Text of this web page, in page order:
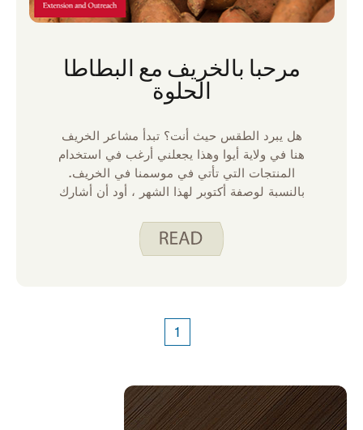
مرحبا بالخريف مع البطاطا
الحلوة
هل يبرد الطقس حيث أنت؟ تبدأ مشاعر الخريف
هنا في ولاية أيوا وهذا يجعلني أرغب في استخدام
المنتجات التي تأتي في موسمنا في الخريف.
بالنسبة لوصفة أكتوبر لهذا الشهر ، أود أن أشارك
من أنه يمكننا الحصول على البطاطا الحلوة من
محل البقالة على مدار العام ، إلا أنني أميل إلى
الخيارات اللذيذة!
1